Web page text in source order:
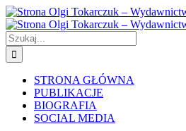
Skip
to
content
Szukaj
STRONA GŁÓWNA
PUBLIKACJE
BIOGRAFIA
SOCIAL MEDIA